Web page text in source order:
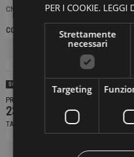
CN2139
COLORE TAGLIE UNICHE
SOLD OUT
PRODOTTO NON DISPONIBILE
239,00 €
TASSE INCLUSE
PER I COOKIE. LEGGI
Strettamente
necessari
Targeting